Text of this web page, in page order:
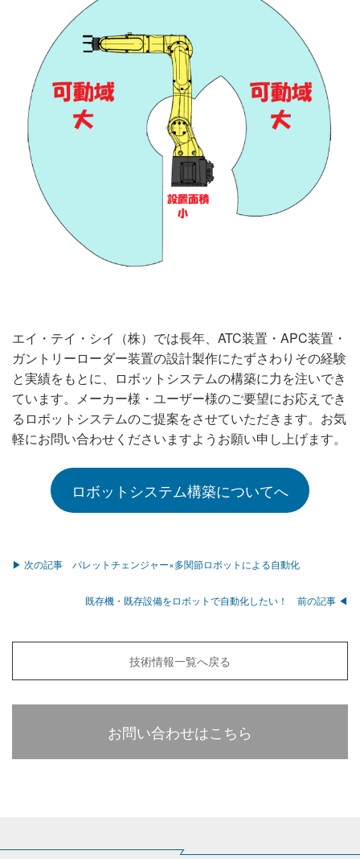
エイ・テイ・シイ（株）では長年、ATC装置・APC装置・
ガントリーローダー装置の設計製作にたずさわりその経験
と実績をもとに、ロボットシステムの構築に力を注いでき
ています。メーカー様・ユーザー様のご要望にお応えでき
るロボットシステムのご提案をさせていただきます。お気
軽にお問い合わせくださいますようお願い申し上げます。
ロボットシステム構築についてへ
▶ 次の記事 パレットチェンジャー×多関節ロボットによる自動化
既存機・既存設備をロボットで自動化したい！ 前の記事 ◀
技術情報一覧へ戻る
お問い合わせはこちら